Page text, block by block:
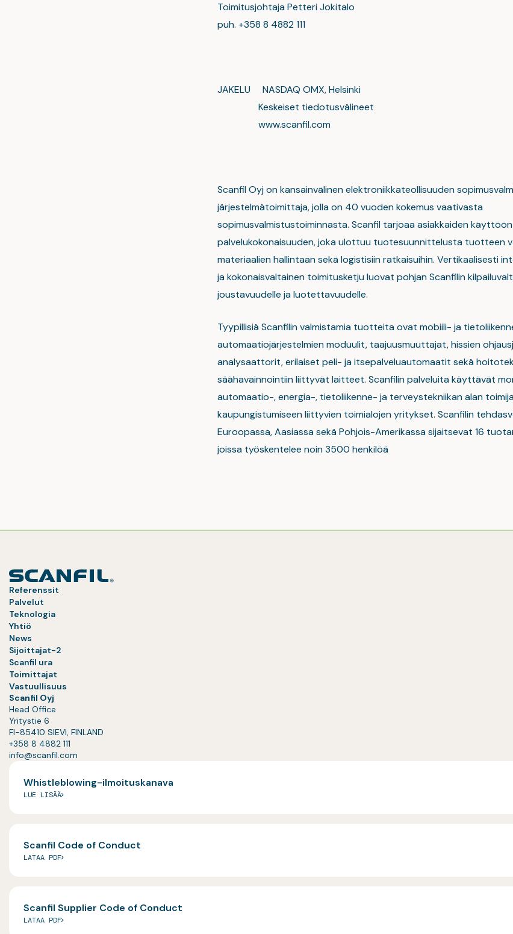
Toimitusjohtaja Petteri Jokitalo
puh. +358 8 4882 111
JAKELU NASDAQ OMX, Helsinki
Keskeiset tiedotusvälineet
www.scanfil.com
Scanfil Oyj on kansainvälinen elektroniikkateollisuuden
järjestelmätoimittaja, jolla on 40 vuoden kokemus vaativasta
sopimusvalmistustoiminnasta. Scanfil tarjoaa asiakkaiden
palvelukokonaisuuden, joka ulottuu tuotesuunnittelusta tuotteen
materiaalien hallintaan sekä logistisiin ratkaisuihin. Vertikaalisesti
ja kokonaisvaltainen toimitusketju luovat pohjan Scanfilin
joustavuudelle ja luotettavuudelle.
Tyypillisiä Scanfilin valmistamia tuotteita ovat mobiili- ja
automaatiojärjestelmien moduulit, taajuusmuuttajat, hissien
analysaattorit, erilaiset peli- ja itsepalveluautomaatit sekä
säähavainnointiin liittyvät laitteet. Scanfilin palveluita käyttävät
automaatio-, energia-, tietoliikenne- ja terveystekniikan alan
kaupungistumiseen liittyvien toimialojen yritykset. Scanfilin
Euroopassa, Aasiassa sekä Pohjois-Amerikassa sijaitsevat 16
joissa työskentelee noin 3500 henkilöä
Referenssit
Palvelut
Teknologia
Yhtiö
News
Sijoittajat-2
Scanfil ura
Toimittajat
Vastuullisuus
Scanfil Oyj
Head Office
Yritystie 6
FI-85410 SIEVI, FINLAND
+358 8 4882 111
info@scanfil.com
Whistleblowing-ilmoituskanava
LUE LISÄÄ
Scanfil Code of Conduct
LATAA PDF
Scanfil Supplier Code of Conduct
LATAA PDF